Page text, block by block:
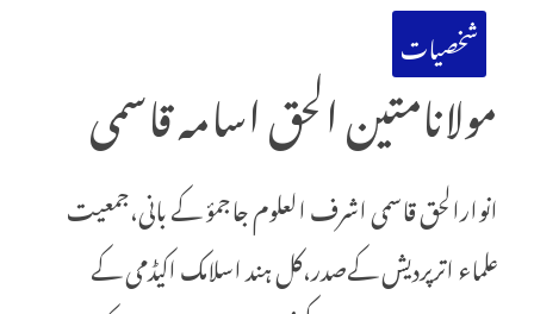
شخصیات
مولانامتین الحق اسامہ قاسمی
انوارالحق قاسمی اشرف العلوم جاجمؤ کے بانی،جمعیت
علماء اترپردیش کےصدر،کل ہند اسلامک اکیڈمی کے